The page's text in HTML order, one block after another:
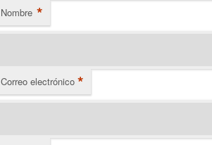
Nombre *
Correo electrónico *